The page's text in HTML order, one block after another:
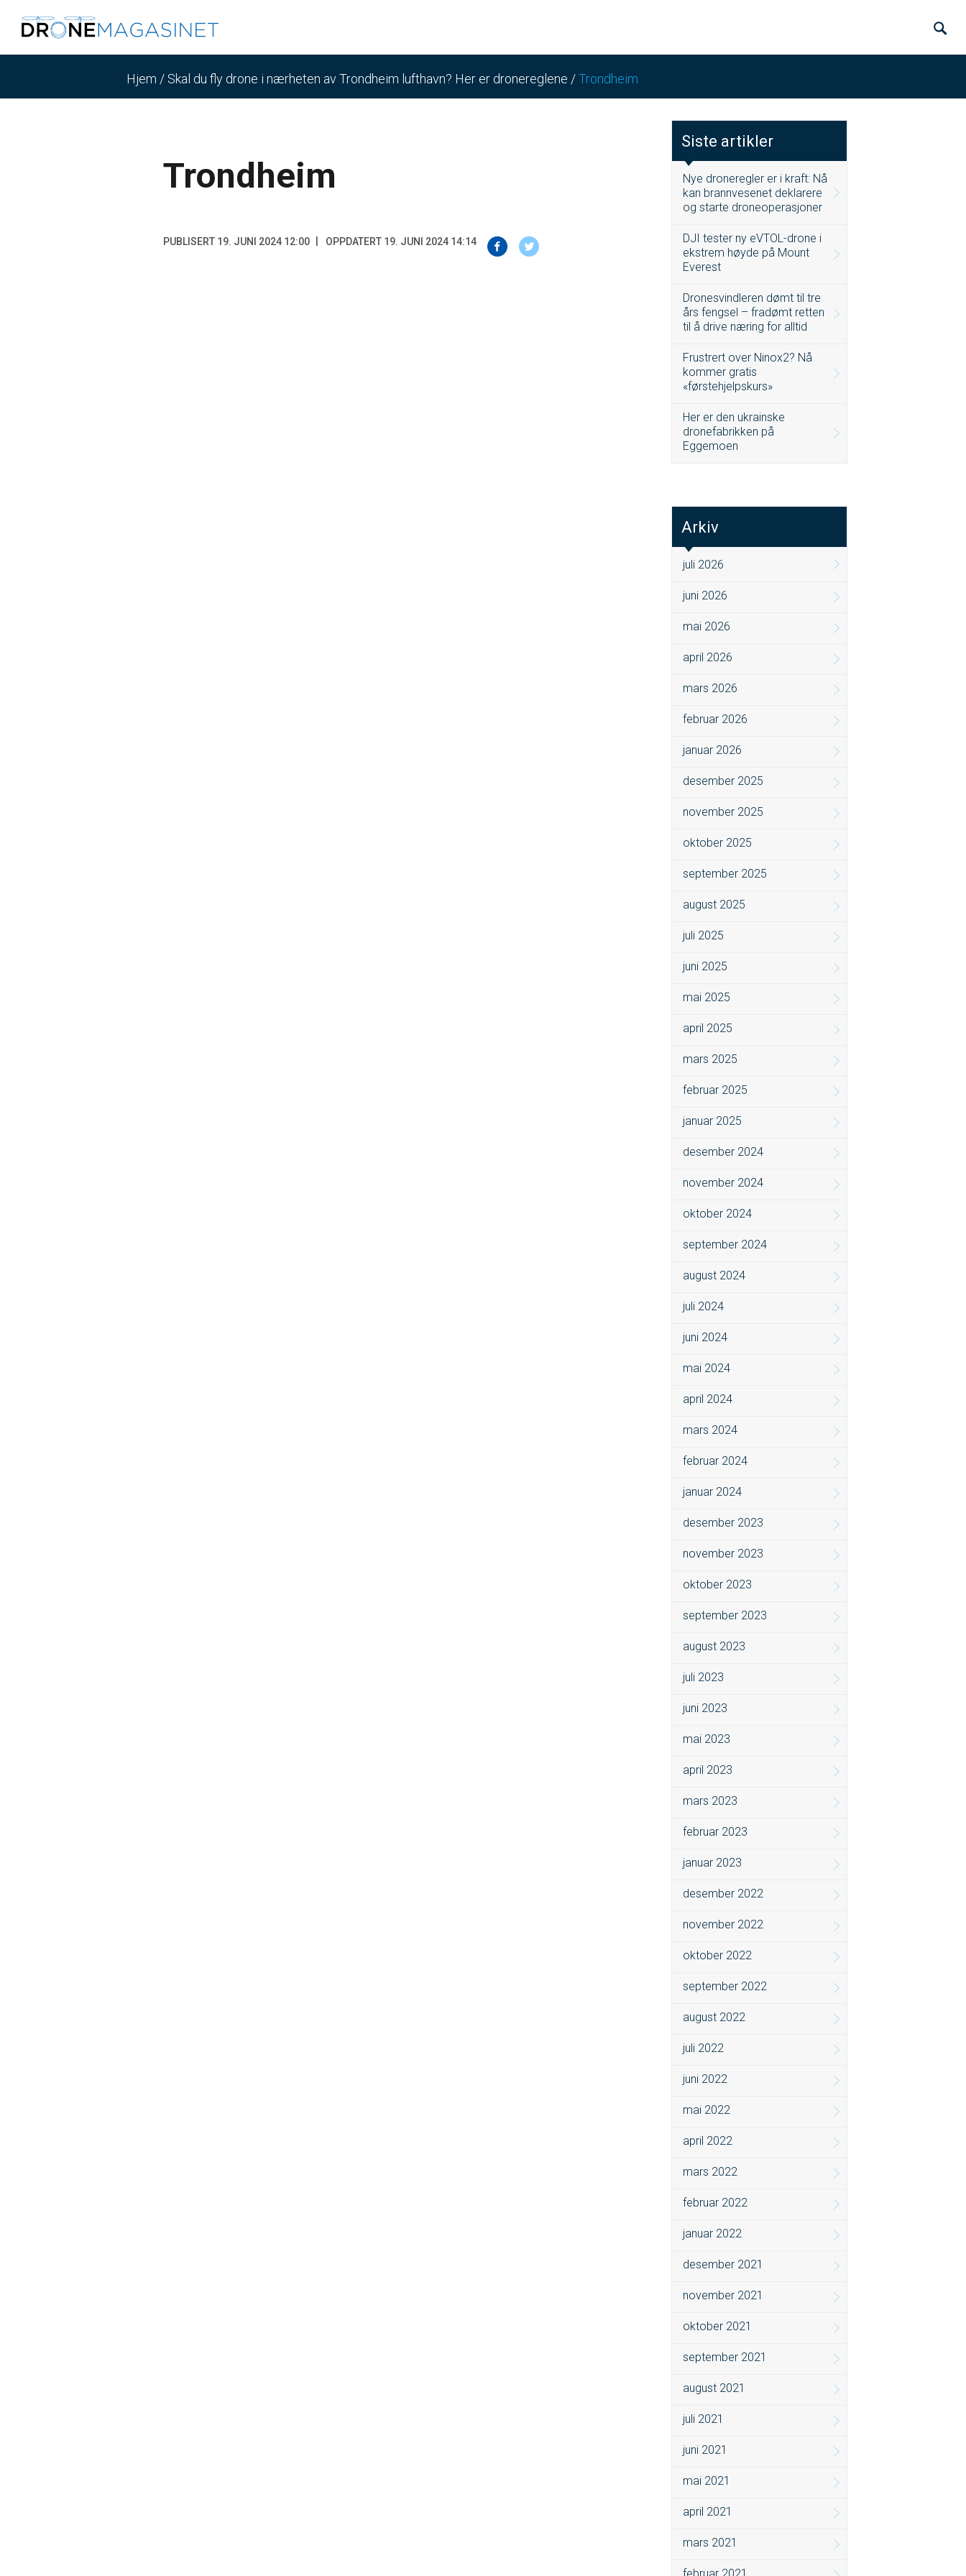
Hjem / Skal du fly drone i nærheten av Trondheim lufthavn? Her er dronereglene /Trondheim
Trondheim
PUBLISERT 19. JUNI 2024 12:00 OPPDATERT 19. JUNI 2024 14:14
Siste artikler
Nye droneregler er i kraft: Nå
kan brannvesenet deklarere
og starte droneoperasjoner
DJI tester ny eVTOL-drone i
ekstrem høyde på Mount
Everest
Dronesvindleren dømt til tre
års fengsel – fradømt retten
til å drive næring for alltid
Frustrert over Ninox2? Nå
kommer gratis
«førstehjelpskurs»
Her er den ukrainske
dronefabrikken på
Eggemoen
Arkiv
juli 2026
juni 2026
mai 2026
april 2026
mars 2026
februar 2026
januar 2026
desember 2025
november 2025
oktober 2025
september 2025
august 2025
juli 2025
juni 2025
mai 2025
april 2025
mars 2025
februar 2025
januar 2025
desember 2024
november 2024
oktober 2024
september 2024
august 2024
juli 2024
juni 2024
mai 2024
april 2024
mars 2024
februar 2024
januar 2024
desember 2023
november 2023
oktober 2023
september 2023
august 2023
juli 2023
juni 2023
mai 2023
april 2023
mars 2023
februar 2023
januar 2023
desember 2022
november 2022
oktober 2022
september 2022
august 2022
juli 2022
juni 2022
mai 2022
april 2022
mars 2022
februar 2022
januar 2022
desember 2021
november 2021
oktober 2021
september 2021
august 2021
juli 2021
juni 2021
mai 2021
april 2021
mars 2021